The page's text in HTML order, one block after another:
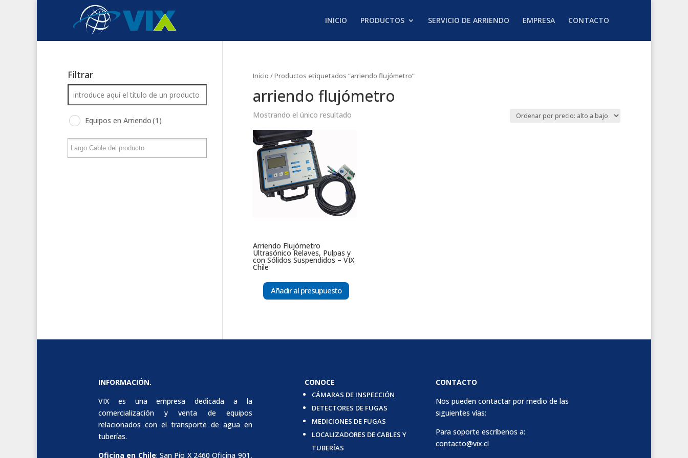
INICIO PRODUCTOS SERVICIO DE ARRIENDO EMPRESA CONTACTO
Inicio / Productos etiquetados “arriendo flujómetro”
arriendo flujómetro
Mostrando el único resultado
Arriendo Flujómetro
Ultrasónico Relaves, Pulpas y
con Sólidos Suspendidos – VIX
Chile
Añadir al presupuesto
Filtrar
Equipos en Arriendo(1)
INFORMACIÓN.
VIX es una empresa dedicada a la
comercialización y venta de equipos
relacionados con el transporte de agua en
tuberías.
Oficina en Chile: San Pío X 2460 Oficina 901,
CONOCE
CÁMARAS DE INSPECCIÓN
DETECTORES DE FUGAS
MEDICIONES DE FUGAS
LOCALIZADORES DE CABLES Y
TUBERÍAS
CONTACTO
Nos pueden contactar por medio de las
siguientes vías:
Para soporte escríbenos a:
contacto@vix.cl